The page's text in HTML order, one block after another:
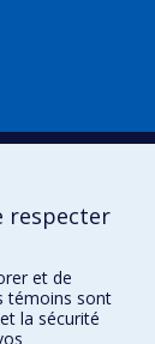
respecter
et de
témoins sont
la sécurité